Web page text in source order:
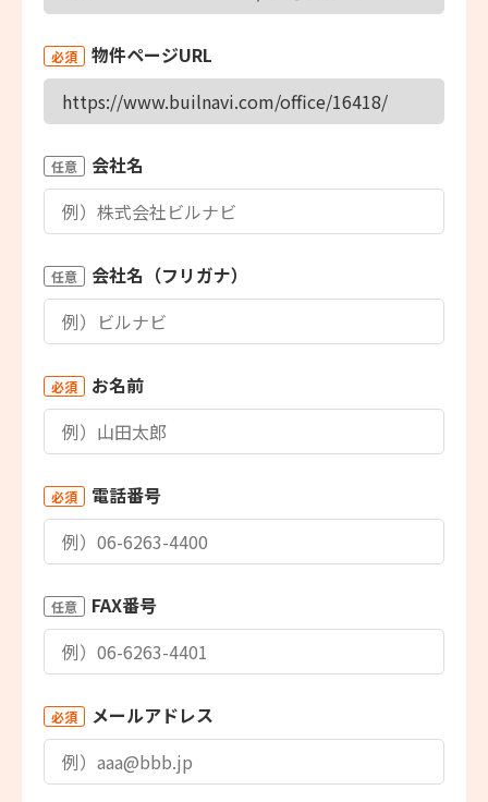
必須 物件ページURL
任意 会社名
任意 会社名（フリガナ）
必須 お名前
必須 電話番号
任意 FAX番号
必須 メールアドレス